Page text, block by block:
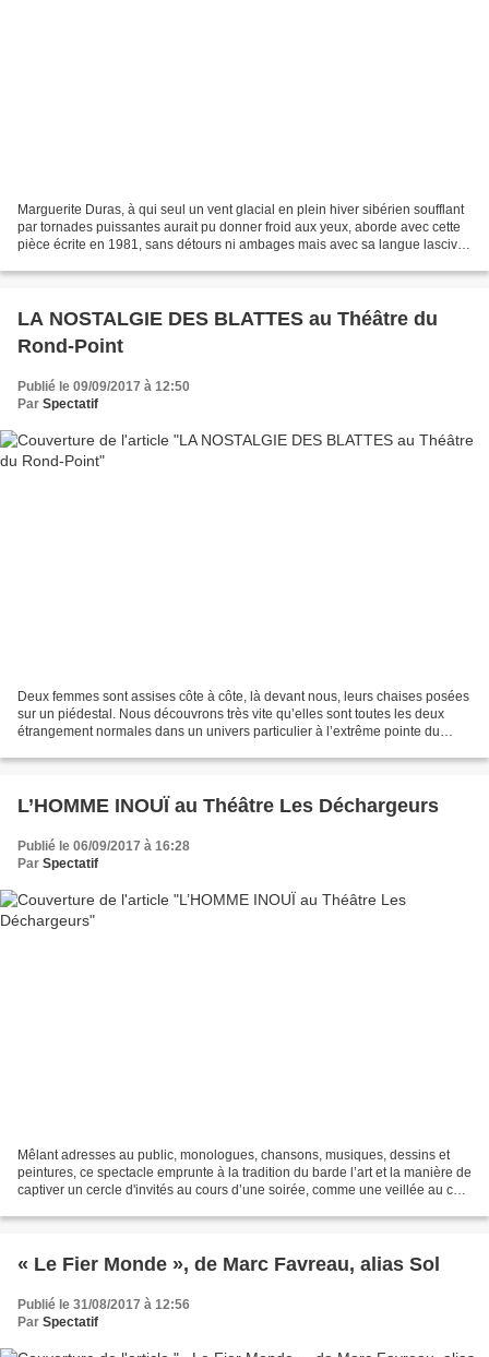
Marguerite Duras, à qui seul un vent glacial en plein hiver sibérien soufflant
par tornades puissantes aurait pu donner froid aux yeux, aborde avec cette
pièce écrite en 1981, sans détours ni ambages mais avec sa langue lascive,
LA NOSTALGIE DES BLATTES au Théâtre du
Rond-Point
Publié le 09/09/2017 à 12:50
Par Spectatif
Deux femmes sont assises côte à côte, là devant nous, leurs chaises posées
sur un piédestal. Nous découvrons très vite qu’elles sont toutes les deux
étrangement normales dans un univers particulier à l’extrême pointe du
L’HOMME INOUÏ au Théâtre Les Déchargeurs
Publié le 06/09/2017 à 16:28
Par Spectatif
Mêlant adresses au public, monologues, chansons, musiques, dessins et
peintures, ce spectacle emprunte à la tradition du barde l’art et la manière de
captiver un cercle d'invités au cours d’une soirée, comme une veillée au coin
« Le Fier Monde », de Marc Favreau, alias Sol
Publié le 31/08/2017 à 12:56
Par Spectatif